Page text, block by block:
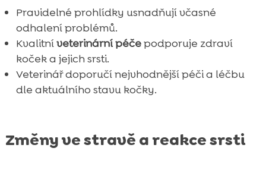
Pravidelné prohlídky usnadňují včasné
odhalení problémů.
Kvalitníveterinární péčepodporuje zdraví
koček a jejich srsti.
Veterinář doporučí nejvhodnější péči a léčbu
dle aktuálního stavu kočky.
Změny ve stravě a reakce srsti